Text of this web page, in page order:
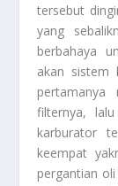
tersebut
yang
berbahaya
akan sistem
pertamanya
filternya,
karburator
keempat
pergantian